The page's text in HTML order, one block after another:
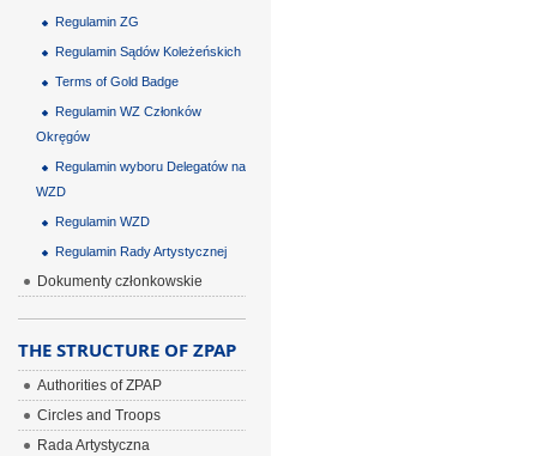
Regulamin ZG
Regulamin Sądów Koleżeńskich
Terms of Gold Badge
Regulamin WZ Członków
Okręgów
Regulamin wyboru Delegatów na
WZD
Regulamin WZD
Regulamin Rady Artystycznej
Dokumenty członkowskie
THE STRUCTURE OF ZPAP
Authorities of ZPAP
Circles and Troops
Rada Artystyczna